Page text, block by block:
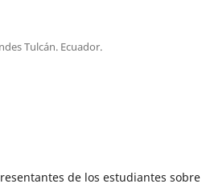
Tulcán. Ecuador.
de los estudiantes sobre